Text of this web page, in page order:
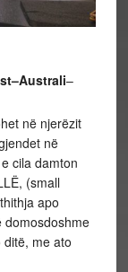
–
në njerëzit
në
cila damton
(small
apo
domosdoshme
me ato